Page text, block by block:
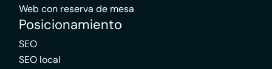
Web con reserva de mesa
Posicionamiento
SEO
SEO local